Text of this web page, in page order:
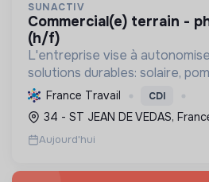
SUNACTIV
commercial(e) terrain - photovoltaïque
(h/f)
L'entreprise vise à
solutions durables: solaire,
isolation, etc. Elle aide à
carbone et les factures
le ...
France Travail CDI
34 - ST JEAN DE VEDAS,
Aujourd'hui